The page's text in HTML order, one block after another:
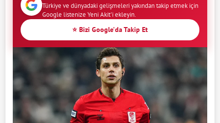
Türkiye ve dünyadaki gelişmeleri yakından takip etmek için
Google listenize Yeni Akit'i ekleyin.
⭐ Bizi Google'da Takip Et